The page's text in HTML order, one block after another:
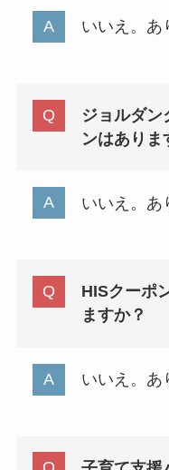
いいえ。あ
ジョルダン
ンはありま
いいえ。あ
HISクーポ
ますか？
いいえ。あ